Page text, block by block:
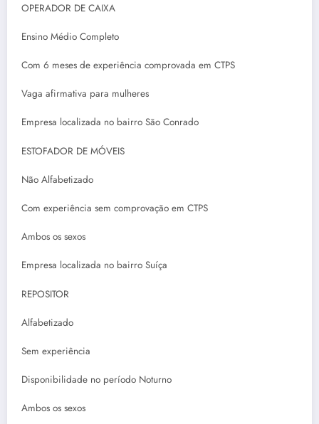
OPERADOR DE CAIXA
Ensino Médio Completo
Com 6 meses de experiência comprovada em CTPS
Vaga afirmativa para mulheres
Empresa localizada no bairro São Conrado
ESTOFADOR DE MÓVEIS
Não Alfabetizado
Com experiência sem comprovação em CTPS
Ambos os sexos
Empresa localizada no bairro Suíça
REPOSITOR
Alfabetizado
Sem experiência
Disponibilidade no período Noturno
Ambos os sexos